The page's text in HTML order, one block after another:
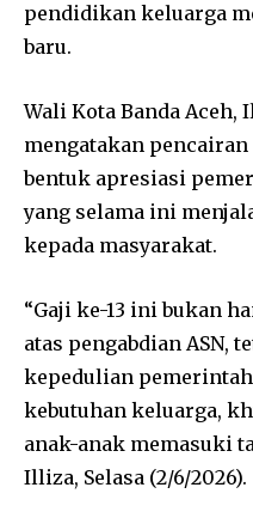
pendidikan keluarga
baru.
Wali Kota Banda Aceh,
mengatakan
bentuk apresiasi
yang selama ini
kepada masyarakat.
“Gaji ke-13 ini bukan
atas pengabdian ASN,
kepedulian
kebutuhan keluarga,
anak-anak memasuki
Illiza, Selasa (2/6/2026).